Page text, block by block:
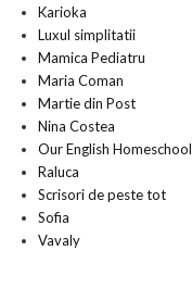
Karioka
Luxul simplitatii
Mamica Pediatru
Maria Coman
Martie din Post
Nina Costea
Our English Homeschool
Raluca
Scrisori de peste tot
Sofia
Vavaly